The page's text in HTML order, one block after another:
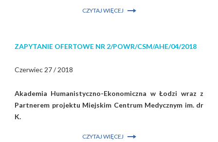
CZYTAJ WIĘCEJ
ZAPYTANIE OFERTOWE NR 2/POWR/CSM/AHE/04/2018
Czerwiec 27 / 2018
Akademia Humanistyczno-Ekonomiczna w Łodzi wraz z
Partnerem projektu Miejskim Centrum Medycznym im. dr
K.
CZYTAJ WIĘCEJ